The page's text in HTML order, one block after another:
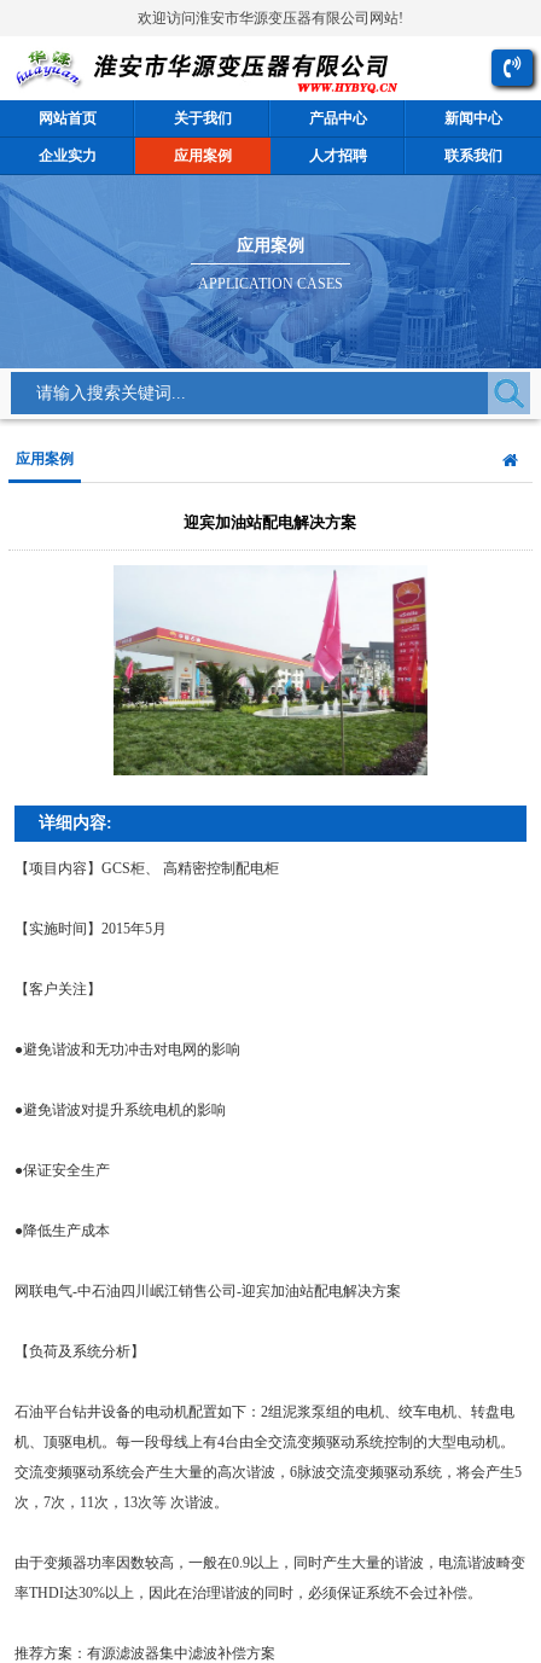
欢迎访问淮安市华源变压器有限公司网站!
网站首页 关于我们 产品中心 新闻中心
企业实力 应用案例 人才招聘 联系我们
应用案例
APPLICATION CASES
应用案例
迎宾加油站配电解决方案
详细内容:
【项目内容】GCS柜、 高精密控制配电柜
【实施时间】2015年5月
【客户关注】
●避免谐波和无功冲击对电网的影响
●避免谐波对提升系统电机的影响
●保证安全生产
●降低生产成本
网联电气-中石油四川岷江销售公司-迎宾加油站配电解决方案
【负荷及系统分析】
石油平台钻井设备的电动机配置如下：2组泥浆泵组的电机、绞车电机、转盘电
机、顶驱电机。每一段母线上有4台由全交流变频驱动系统控制的大型电动机。
交流变频驱动系统会产生大量的高次谐波，6脉波交流变频驱动系统，将会产生5
次，7次，11次，13次等 次谐波。
由于变频器功率因数较高，一般在0.9以上，同时产生大量的谐波，电流谐波畸变
率THDI达30%以上，因此在治理谐波的同时，必须保证系统不会过补偿。
推荐方案：有源滤波器集中滤波补偿方案